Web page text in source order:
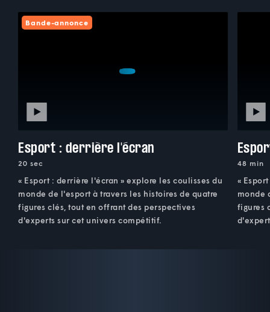
Bande-annonce
Esport : derrière l'écran
20 sec
« Esport : derrière l'écran » explore les coulisses du
monde de l'esport à travers les histoires de quatre
figures clés, tout en offrant des perspectives
d'experts sur cet univers compétitif.
48 min
«
monde
figures